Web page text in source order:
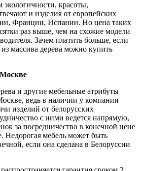
экологичности, красоты,
и изделия от европейских
Франции, Испании. Но цена таких
раз выше, чем на схожие модели
Зачем платить больше, если
массива дерева можно купить
и другие мебельные атрибуты
ведь в наличии у компании
изделий от белорусских
с ними ведется напрямую,
за посредничество в конечной цене
Недорогая мебель может быть
если она сделана в Белоруссии